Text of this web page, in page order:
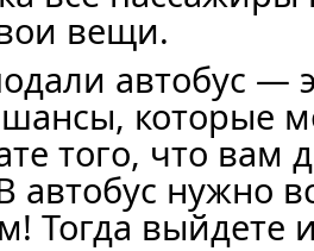
вещи.
автобус —
которые
того, что вам
автобус нужно
Тогда выйдете